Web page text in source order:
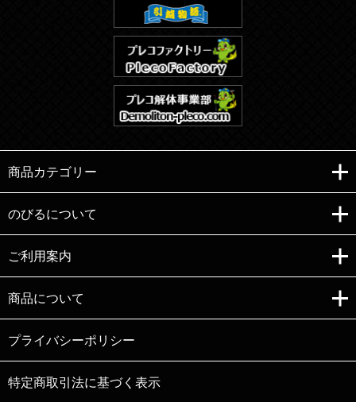
商品カテゴリー
のびるについて
ご利用案内
商品について
プライバシーポリシー
特定商取引法に基づく表示
Copyright (C)e-nobiru All right reserved.